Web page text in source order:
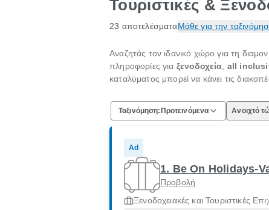
Τουριστικές &
23 αποτελέσματαΜάθε για την
Αναζητάς τον ιδανικό χώρο για τη
πληροφορίες για ξενοδοχεία all
καταλύματος μπορεί να κάνει τις
Ταξινόμηση: Προτεινόμενα Ανοιχτό
Ad
1. Be On Holidays-
Προβολή
Ξενοδοχειακές και Τουριστικές